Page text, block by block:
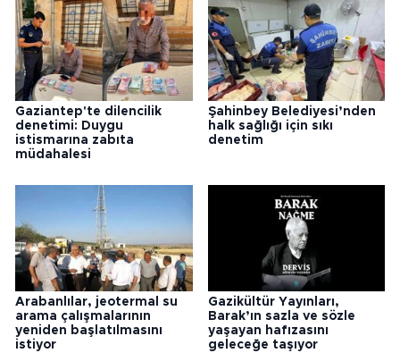
Gaziantep'te dilencilik
denetimi: Duygu
istismarına zabıta
müdahalesi
Şahinbey Belediyesi’nden
halk sağlığı için sıkı
denetim
Arabanlılar, jeotermal su
arama çalışmalarının
yeniden başlatılmasını
istiyor
Gazikültür Yayınları,
Barak’ın sazla ve sözle
yaşayan hafızasını
geleceğe taşıyor